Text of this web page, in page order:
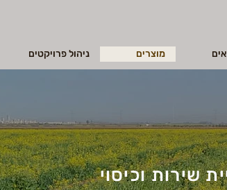
מוצרים ניהול פרויקטים
שירות וכיסוי